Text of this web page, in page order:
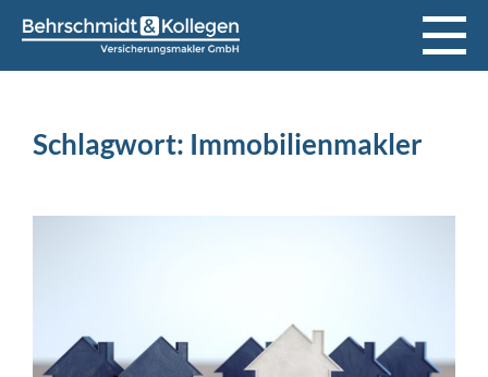
Schlagwort: Immobilienmakler